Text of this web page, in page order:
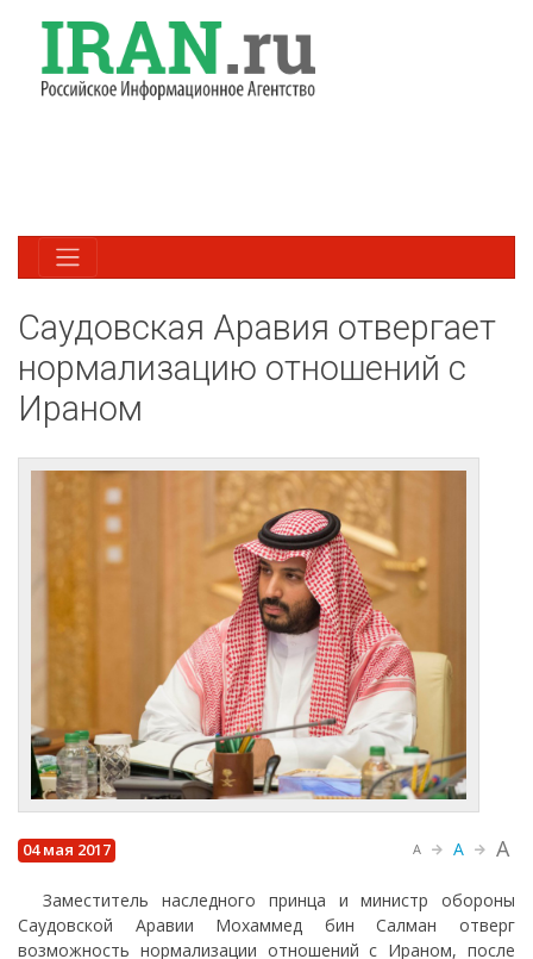
Саудовская Аравия отвергает
нормализацию отношений с
Ираном
04 мая 2017 A A A
Заместитель наследного принца и министр обороны
Саудовской Аравии Мохаммед бин Салман отверг
возможность нормализации отношений с Ираном, после